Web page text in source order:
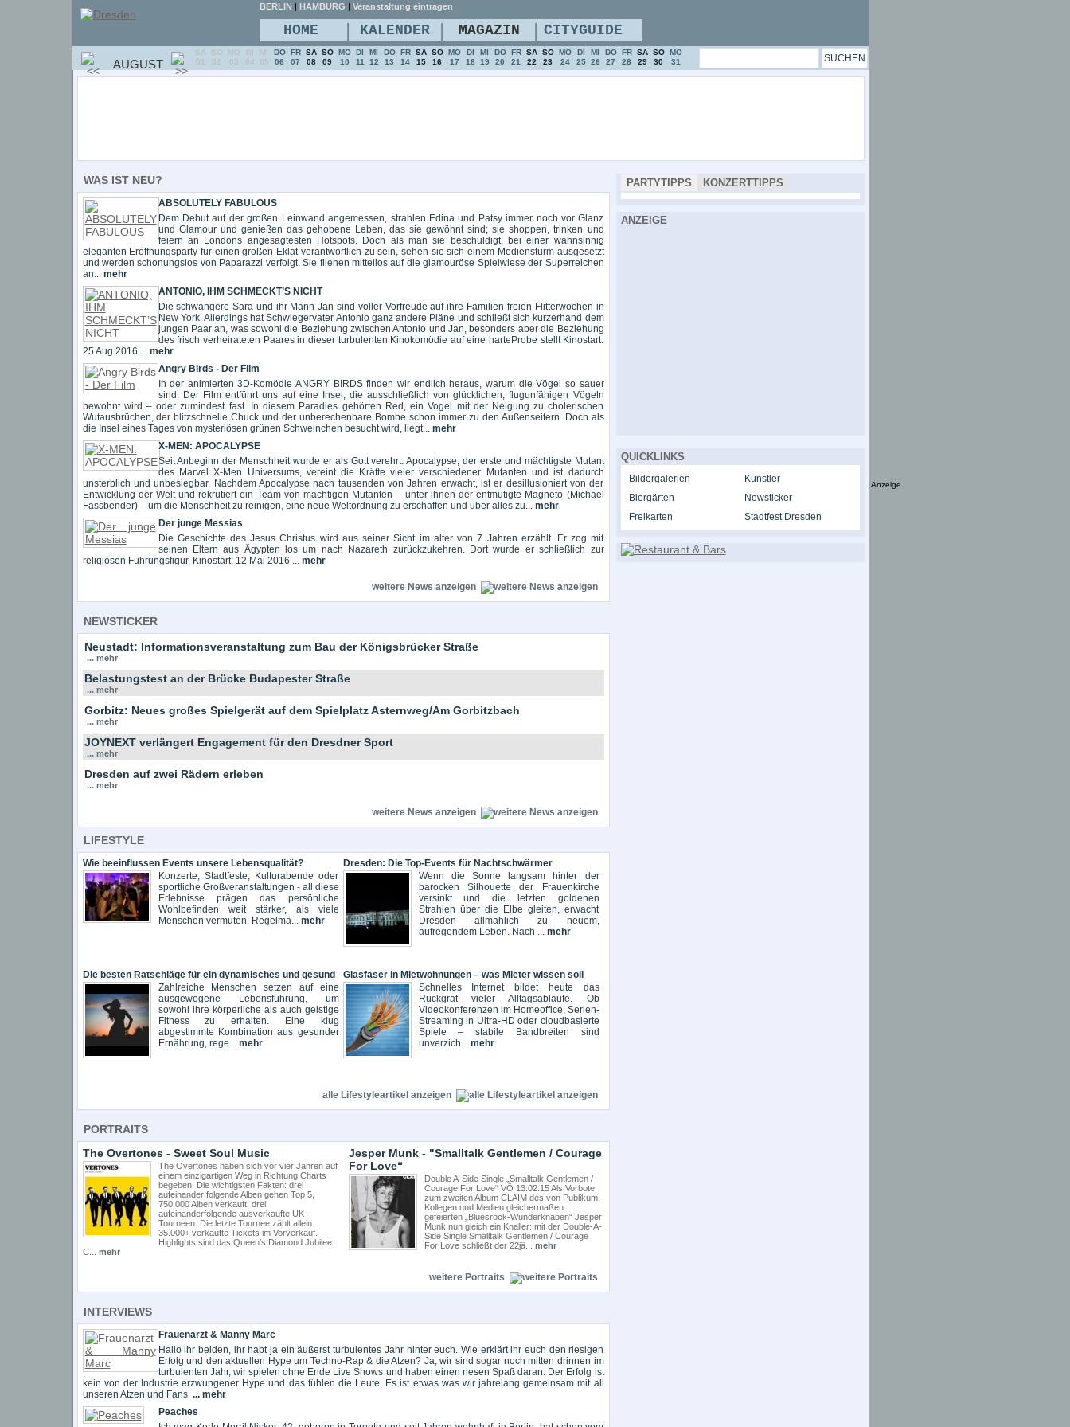
WAS IST NEU?
ABSOLUTELY FABULOUS
Dem Debut auf der großen Leinwand angemessen, strahlen Edina und Patsy immer noch vor Glanz
und Glamour und genießen das gehobene Leben, das sie gewöhnt sind; sie shoppen, trinken und
feiern an Londons angesagtesten Hotspots. Doch als man sie beschuldigt, bei einer wahnsinnig
eleganten Eröffnungsparty für einen großen Eklat verantwortlich zu sein, sehen sie sich einem Mediensturm ausgesetzt
und werden schonungslos von Paparazzi verfolgt. Sie fliehen mittellos auf die glamouröse Spielwiese der Superreichen
an... mehr
ANTONIO, IHM SCHMECKT’S NICHT
Die schwangere Sara und ihr Mann Jan sind voller Vorfreude auf ihre Familien-freien Flitterwochen in
New York. Allerdings hat Schwiegervater Antonio ganz andere Pläne und schließt sich kurzerhand dem
jungen Paar an, was sowohl die Beziehung zwischen Antonio und Jan, besonders aber die Beziehung
des frisch verheirateten Paares in dieser turbulenten Kinokomödie auf eine harteProbe stellt Kinostart:
25 Aug 2016 ... mehr
Angry Birds - Der Film
In der animierten 3D-Komödie ANGRY BIRDS finden wir endlich heraus, warum die Vögel so sauer
sind. Der Film entführt uns auf eine Insel, die ausschließlich von glücklichen, flugunfähigen Vögeln
bewohnt wird – oder zumindest fast. In diesem Paradies gehörten Red, ein Vogel mit der Neigung zu cholerischen
Wutausbrüchen, der blitzschnelle Chuck und der unberechenbare Bombe schon immer zu den Außenseitern. Doch als
die Insel eines Tages von mysteriösen grünen Schweinchen besucht wird, liegt... mehr
X-MEN: APOCALYPSE
Seit Anbeginn der Menschheit wurde er als Gott verehrt: Apocalypse, der erste und mächtigste Mutant
des Marvel X-Men Universums, vereint die Kräfte vieler verschiedener Mutanten und ist dadurch
unsterblich und unbesiegbar. Nachdem Apocalypse nach tausenden von Jahren erwacht, ist er desillusioniert von der
Entwicklung der Welt und rekrutiert ein Team von mächtigen Mutanten – unter ihnen der entmutigte Magneto (Michael
Fassbender) – um die Menschheit zu reinigen, eine neue Weltordnung zu erschaffen und über alles zu... mehr
Der junge Messias
Die Geschichte des Jesus Christus wird aus seiner Sicht im alter von 7 Jahren erzählt. Er zog mit
seinen Eltern aus Ägypten los um nach Nazareth zurückzukehren. Dort wurde er schließlich zur
religiösen Führungsfigur. Kinostart: 12 Mai 2016 ... mehr
weitere News anzeigen
NEWSTICKER
Neustadt: Informationsveranstaltung zum Bau der Königsbrücker Straße
... mehr
Belastungstest an der Brücke Budapester Straße
... mehr
Gorbitz: Neues großes Spielgerät auf dem Spielplatz Asternweg/Am Gorbitzbach
... mehr
JOYNEXT verlängert Engagement für den Dresdner Sport
... mehr
Dresden auf zwei Rädern erleben
... mehr
weitere News anzeigen
LIFESTYLE
Wie beeinflussen Events unsere Lebensqualität?
Konzerte, Stadtfeste, Kulturabende oder
sportliche Großveranstaltungen - all diese
Erlebnisse prägen das persönliche
Wohlbefinden weit stärker, als viele
Menschen vermuten. Regelmä... mehr
Dresden: Die Top-Events für Nachtschwärmer
Wenn die Sonne langsam hinter der
barocken Silhouette der Frauenkirche
versinkt und die letzten goldenen
Strahlen über die Elbe gleiten, erwacht
Dresden allmählich zu neuem,
aufregendem Leben. Nach ... mehr
Die besten Ratschläge für ein dynamisches und gesund
Zahlreiche Menschen setzen auf eine
ausgewogene Lebensführung, um
sowohl ihre körperliche als auch geistige
Fitness zu erhalten. Eine klug
abgestimmte Kombination aus gesunder
Ernährung, rege... mehr
Glasfaser in Mietwohnungen – was Mieter wissen soll
Schnelles Internet bildet heute das
Rückgrat vieler Alltagsabläufe. Ob
Videokonferenzen im Homeoffice, Serien-
Streaming in Ultra-HD oder cloudbasierte
Spiele – stabile Bandbreiten sind
unverzich... mehr
alle Lifestyleartikel anzeigen
PORTRAITS
The Overtones - Sweet Soul Music
The Overtones haben sich vor vier Jahren auf
einem einzigartigen Weg in Richtung Charts
begeben. Die wichtigsten Fakten: drei
aufeinander folgende Alben gehen Top 5,
750.000 Alben verkauft, drei
aufeinanderfolgende ausverkaufte UK-
Tourneen. Die letzte Tournee zählt allein
35.000+ verkaufte Tickets im Vorverkauf.
Highlights sind das Queen’s Diamond Jubilee
C... mehr
Jesper Munk - "Smalltalk Gentlemen / Courage
For Love“
Double A-Side Single „Smalltalk Gentlemen /
Courage For Love“ VÖ 13.02.15 Als Vorbote
zum zweiten Album CLAIM des von Publikum,
Kollegen und Medien gleichermaßen
gefeierten „Bluesrock-Wunderknaben“ Jesper
Munk nun gleich ein Knaller: mit der Double-A-
Side Single Smalltalk Gentlemen / Courage
For Love schließt der 22jä... mehr
weitere Portraits
INTERVIEWS
Frauenarzt & Manny Marc
Hallo ihr beiden, ihr habt ja ein äußerst turbulentes Jahr hinter euch. Wie erklärt ihr euch den riesigen
Erfolg und den aktuellen Hype um Techno-Rap & die Atzen? Ja, wir sind sogar noch mitten drinnen im
turbulenten Jahr, wir spielen ohne Ende Live Shows und haben einen riesen Spaß daran. Der Erfolg ist
kein von der Industrie erzwungener Hype und das fühlen die Leute. Es ist etwas was wir jahrelang gemeinsam mit all
unseren Atzen und Fans ... mehr
Peaches
PARTYTIPPS KONZERTTIPPS
ANZEIGE
QUICKLINKS
Bildergalerien
Künstler
Biergärten
Newsticker
Freikarten
Stadtfest Dresden
BERLIN | HAMBURG | Veranstaltung eintragen
HOME | KALENDER | MAGAZIN | CITYGUIDE
AUGUST
SA
01
SO
02
MO
03
DI
04
MI
05
DO
06
FR
07
SA
08
SO
09
MO
10
DI
11
MI
12
DO
13
FR
14
SA
15
SO
16
MO
17
DI
18
MI
19
DO
20
FR
21
SA
22
SO
23
MO
24
DI
25
MI
26
DO
27
FR
28
SA
29
SO
30
MO
31
Anzeige